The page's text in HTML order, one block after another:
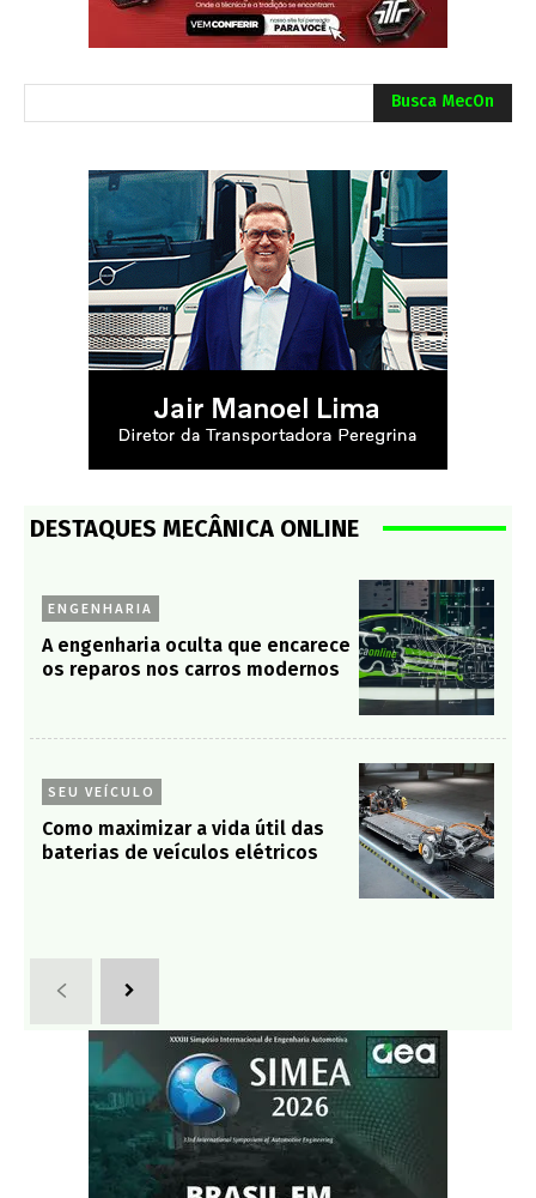
Busca MecOn
DESTAQUES MECÂNICA ONLINE
ENGENHARIA
A engenharia oculta que encarece
os reparos nos carros modernos
SEU VEÍCULO
Como maximizar a vida útil das
baterias de veículos elétricos